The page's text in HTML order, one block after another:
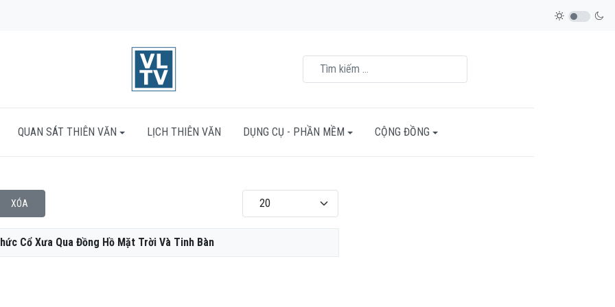
QUAN SÁT THIÊN VĂN LỊCH THIÊN VĂN DỤNG CỤ - PHẦN MỀM CỘNG ĐỒNG
XÓA Hiển thị #
Cổ Xưa Qua Đồng Hồ Mặt Trời Và Tinh Bàn